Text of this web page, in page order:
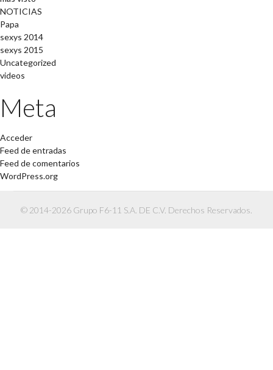
NOTICIAS
Papa
sexys 2014
sexys 2015
Uncategorized
videos
Meta
Acceder
Feed de entradas
Feed de comentarios
WordPress.org
© 2014-2026 Grupo F6-11 S.A. DE C.V. Derechos Reservados.